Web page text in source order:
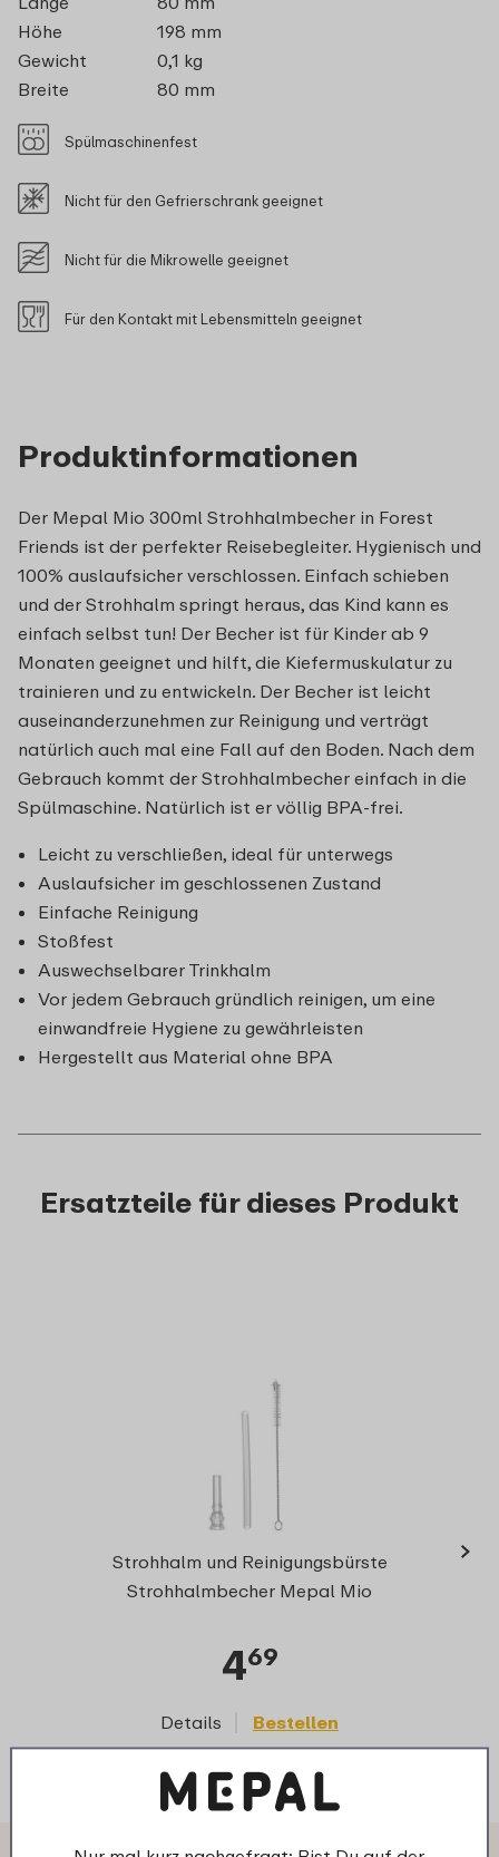
Produktinformationen
Der Mepal Mio 300ml Strohhalmbecher in Forest
Friends ist der perfekter Reisebegleiter. Hygienisch und
100% auslaufsicher verschlossen. Einfach schieben
und der Strohhalm springt heraus, das Kind kann es
einfach selbst tun! Der Becher ist für Kinder ab 9
Monaten geeignet und hilft, die Kiefermuskulatur zu
trainieren und zu entwickeln. Der Becher ist leicht
auseinanderzunehmen zur Reinigung und verträgt
natürlich auch mal eine Fall auf den Boden. Nach dem
Gebrauch kommt der Strohhalmbecher einfach in die
Spülmaschine. Natürlich ist er völlig BPA-frei.
Leicht zu verschließen, ideal für unterwegs
Auslaufsicher im geschlossenen Zustand
Einfache Reinigung
Stoßfest
Auswechselbarer Trinkhalm
Vor jedem Gebrauch gründlich reinigen, um eine
einwandfreie Hygiene zu gewährleisten
Hergestellt aus Material ohne BPA
Höhe
198 mm
Gewicht
0,1 kg
Breite
80 mm
Spülmaschinenfest
Nicht für den Gefrierschrank geeignet
Nicht für die Mikrowelle geeignet
Für den Kontakt mit Lebensmitteln geeignet
Ersatzteile für dieses Produkt
Strohhalm und Reinigungsbürste
Strohhalmbecher Mepal Mio
469
Details Bestellen
›